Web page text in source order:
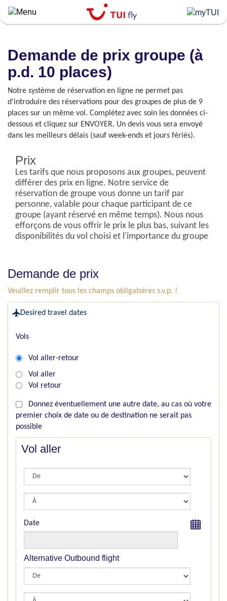
Skip
to
Demande de prix groupe (à
p.d. 10 places)
Notre système de réservation en ligne ne permet pas
d'introduire des réservations pour des groupes de plus de 9
places sur un même vol. Complétez avec soin les données ci-
dessous et cliquez sur ENVOYER. Un devis vous sera envoyé
dans les meilleurs délais (sauf week-ends et jours fériés).
Prix
Les tarifs que nous proposons aux groupes, peuvent
différer des prix en ligne. Notre service de
réservation de groupe vous donne un tarif par
personne, valable pour chaque participant de ce
groupe (ayant réservé en même temps). Nous nous
efforçons de vous offrir le prix le plus bas, suivant les
disponibilités du vol choisi et l'importance du groupe
Demande de prix
Veuillez remplir tous les champs obligatoires s.v.p. !
Desired travel dates
Vols
Vol aller-retour
Vol aller
Vol retour
Donnez éventuellement une autre date, au cas où votre
premier choix de date ou de destination ne serait pas
possible
Vol aller
Date
Alternative Outbound flight